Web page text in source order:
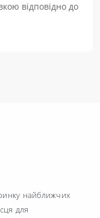
відповідно до
найближчих
для